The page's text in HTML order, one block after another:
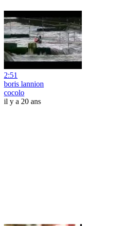
2:51
boris lannion
cocolo
il y a 20 ans